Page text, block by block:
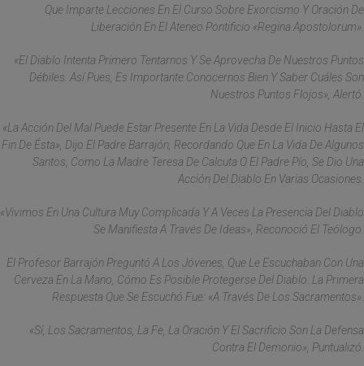
Que Imparte Lecciones En El Curso Sobre Exorcismo Y Oración De
Liberación En El Ateneo Pontificio «Regina Apostolorum».
«El Diablo Intenta Primero Tentarnos Y Se Aprovecha De Nuestros Puntos
Débiles. Así Pues, Es Importante Conocernos Bien Y Saber Cuáles Son
Nuestros Puntos Flojos», Alertó.
«La Acción Del Mal Puede Estar Presente En La Vida Desde El Inicio Hasta El
Fin De Ésta», Dijo El Padre Barrajón, Recordando Que En La Vida De Algunos
Santos, Como La Madre Teresa De Calcuta O El Padre Pío, Se Dio Una
Acción Del Diablo En Varias Ocasiones.
«Vivimos En Una Cultura Muy Complicada Y A Veces La Presencia Del Diablo
Se Manifiesta A Través De Ideas», Reconoció El Teólogo.
El Profesor Barrajón Preguntó A Los Jóvenes, Que Le Escuchaban Con Una
Cerveza En La Mano, Cómo Es Posible Protegerse Del Diablo. La Primera
Respuesta Que Se Escuchó Fue: «a Través De Los Sacramentos».
«Sí, Los Sacramentos, La Fe, La Oración Y El Sacrificio Son La Defensa
Contra El Demonio», Puntualizó.